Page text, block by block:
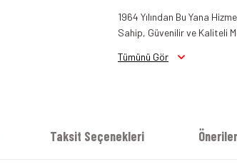
1964 Yılından Bu Yana
Sahip, Güvenilir ve Kaliteli
Tümünü Gör
Taksit Seçenekleri